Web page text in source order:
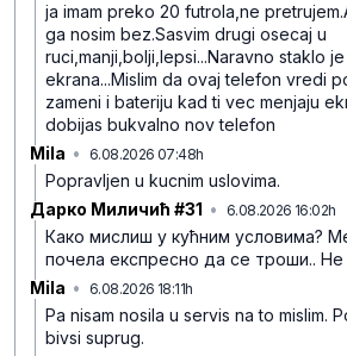
ja imam preko 20 futrola,ne
ga nosim bez.Sasvim drugi osecaj u
ruci,manji,bolji,lepsi...Naravno staklo
ekrana...Mislim da ovaj telefon vredi
zameni i bateriju kad ti vec menjaju
dobijas bukvalno nov telefon
Mila • 6.08.2026 07:48h
Popravljen u kucnim uslovima.
Дарко Миличић #31 • 6.08.2026 16:02h
Како мислиш у кућним условима?
почела експресно да се троши..
Mila • 6.08.2026 18:11h
Pa nisam nosila u servis na to mislim.
bivsi suprug.